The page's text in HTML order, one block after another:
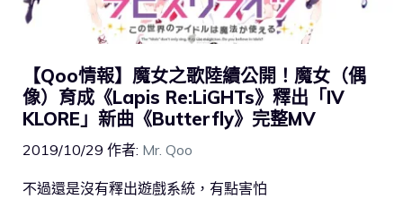
【Qoo情報】魔女之歌陸續公開！魔女（偶
像）育成《Lapis Re:LiGHTs》釋出「IV
KLORE」新曲《Butterfly》完整MV
2019/10/29 作者: Mr. Qoo
不過還是沒有釋出遊戲系統，有點害怕